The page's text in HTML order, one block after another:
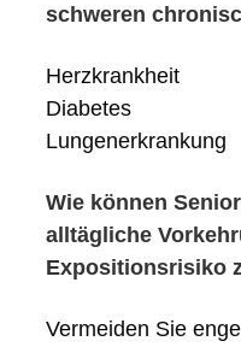
schweren
Herzkrankheit
Diabetes
Lungenerkrankung
Wie können
alltägliche
Expositionsrisiko
Vermeiden Sie